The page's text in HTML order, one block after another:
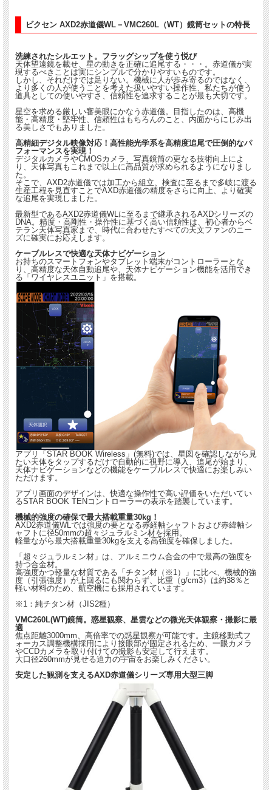
ビクセン AXD2赤道儀WL－VMC260L（WT）鏡筒セットの特長
洗練されたシルエット。フラッグシップを使う悦び
天体望遠鏡を載せ、星の動きを正確に追尾する・・・。赤道儀が実
現するべきことは実にシンプルで分かりやすいものです。
しかし、それだけでは足りない。機械に人が歩み寄るのではなく、
より多くの人が使うことを考えた扱いやすい操作性、私たちが使う
道具としての使いやすさ、信頼性を追求することが最も大切です。
星空を求める厳しい審美眼にかなう赤道儀。目指したのは、高機
能・高精度・堅牢性、信頼性はもちろんのこと、内面からにじみ出
る美しさでもありました。
高精細デジタル映像対応！高性能光学系を高精度追尾で圧倒的なパ
フォーマンスを実現！
デジタルカメラやCMOSカメラ、写真鏡筒の更なる技術向上によ
り、天体写真もこれまで以上に高品質が求められるようになりまし
た。
そこで、AXD2赤道儀では加工から組立、検査に至るまで多岐に渡る
生産工程を見直すことでAXD赤道儀の精度をさらに向上、より確実
な追尾を実現しました。
最新型であるAXD2赤道儀WLに至るまで継承されるAXDシリーズの
DNA。精度・高剛性・操作性に基づく高い信頼性は、初心者からベ
テラン天体写真家まで、時代に合わせたすべての天文ファンのニー
ズに確実にお応えします。
ケーブルレスで快適な天体ナビゲーション
お持ちのスマートフォンやタブレット端末がコントローラーとな
り、高精度な天体自動追尾や、天体ナビゲーション機能を活用でき
る「ワイヤレスユニット」を搭載。
アプリ「STAR BOOK Wireless」(無料)では、星図を確認しながら見
たい天体をタップするだけで自動的に視野に導入、追尾が始まり、
天体ナビゲーションなどの機能をケーブルレスで快適にお楽しみい
ただけます。
アプリ画面のデザインは、快適な操作性で高い評価をいただいてい
るSTAR BOOK TENコントローラーの表示を踏襲しています。
機械的強度の確保で最大搭載重量30kg！
AXD2赤道儀WLでは強度の要となる赤経軸シャフトおよび赤緯軸シ
ャフトに径50mmの超々ジュラルミン材を採用。
軽量ながら最大搭載重量30kgを支える高強度を確保しました。
「超々ジュラルミン材」は、アルミニウム合金の中で最高の強度を
持つ合金材。
高強度かつ軽量な材質である「チタン材（※1）」に比べ、機械的強
度（引張強度）が上回るにも関わらず、比重（g/cm3）は約38％と
軽い材料のため、航空機にも採用されています。
※1：純チタン材（JIS2種）
VMC260L(WT)鏡筒。惑星観察、星雲などの微光天体観察・撮影に最
適
焦点距離3000mm、高倍率での惑星観察が可能です。主鏡移動式フ
ォーカス調整機構採用により接眼部が固定されるため、一眼カメラ
やCCDカメラを取り付けての撮影も安定して行えます。
大口径260mmが見せる迫力の宇宙をお楽しみください。
安定した観測を支えるAXD赤道儀シリーズ専用大型三脚